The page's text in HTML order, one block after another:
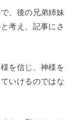
、後の兄弟姉妹
考え、記事にさ
を信じ、神様を
いけるのではな